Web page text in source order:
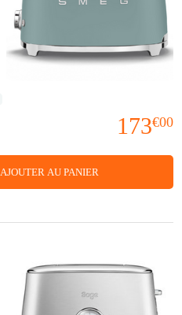
173€00
AJOUTER AU PANIER